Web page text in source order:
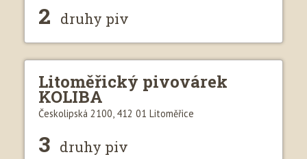
2 druhy piv
Litoměřický pivovárek
KOLIBA
Českolipská 2100, 412 01 Litoměřice
3 druhy piv